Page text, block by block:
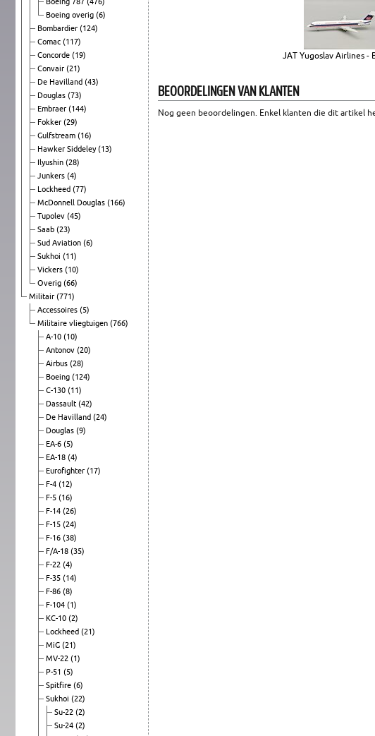
Boeing overig (6)
Bombardier (124)
Comac (117)
Concorde (19)
Convair (21)
De Havilland (43)
Douglas (73)
Embraer (144)
Fokker (29)
Gulfstream (16)
Hawker Siddeley(13)
Ilyushin (28)
Junkers (4)
Lockheed (77)
McDonnell Douglas (166)
Tupolev (45)
Saab (23)
Sud Aviation (6)
Sukhoi (11)
Vickers (10)
Overig (66)
Militair (771)
Accessoires (5)
Militaire vliegtuigen (766)
A-10 (10)
Antonov (20)
Airbus (28)
Boeing (124)
C-130 (11)
Dassault (42)
De Havilland (24)
Douglas (9)
EA-6 (5)
EA-18 (4)
Eurofighter (17)
F-4 (12)
F-5 (16)
F-14 (26)
F-15 (24)
F-16 (38)
F/A-18 (35)
F-22 (4)
F-35 (14)
F-86 (8)
F-104 (1)
KC-10 (2)
Lockheed (21)
MiG (21)
MV-22 (1)
P-51 (5)
Spitfire (6)
Sukhoi (22)
Su-22 (2)
Su-24 (2)
JAT Yugoslav Airlines -
BEOORDELINGEN VAN KLANTEN
Nog geen beoordelingen. Enkel klanten die dit artikel